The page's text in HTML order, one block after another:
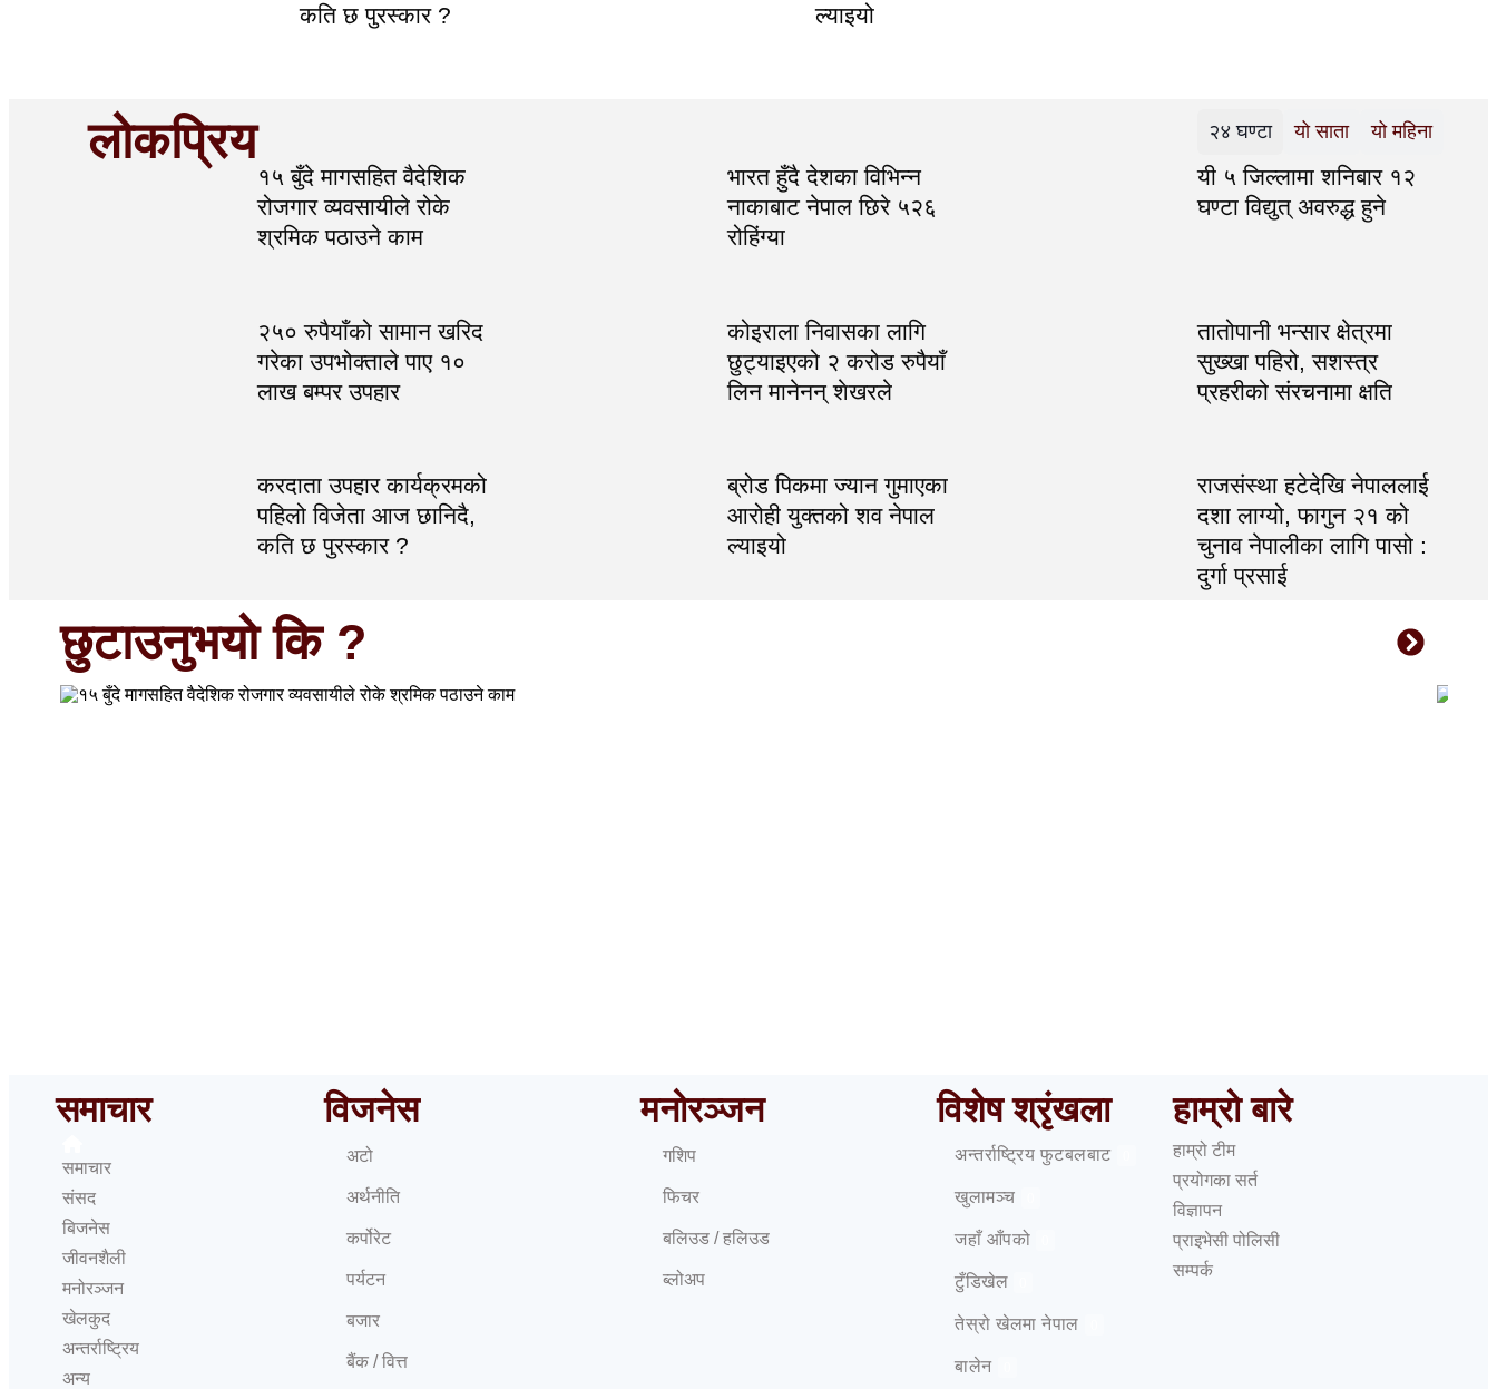
कति छ पुरस्कार ?
ल्याइयो
लोकप्रिय २४ घण्टा यो साता यो महिना
१५ बुँदे मागसहित वैदेशिक
रोजगार व्यवसायीले रोके
श्रमिक पठाउने काम
भारत हुँदै देशका विभिन्न
नाकाबाट नेपाल छिरे ५२६
रोहिंग्या
यी ५ जिल्लामा शनिबार १२
घण्टा विद्युत् अवरुद्ध हुने
२५० रुपैयाँको सामान खरिद
गरेका उपभोक्ताले पाए १०
लाख बम्पर उपहार
कोइराला निवासका लागि
छुट्याइएको २ करोड रुपैयाँ
लिन मानेनन् शेखरले
तातोपानी भन्सार क्षेत्रमा
सुख्खा पहिरो, सशस्त्र
प्रहरीको संरचनामा क्षति
करदाता उपहार कार्यक्रमको
पहिलो विजेता आज छानिदै,
कति छ पुरस्कार ?
ब्रोड पिकमा ज्यान गुमाएका
आरोही युक्तको शव नेपाल
ल्याइयो
राजसंस्था हटेदेखि नेपाललाई
दशा लाग्यो, फागुन २१ को
चुनाव नेपालीका लागि पासो :
दुर्गा प्रसाई
छुटाउनुभयो कि ?
समाचार
समाचार
संसद
बिजनेस
जीवनशैली
मनोरञ्जन
खेलकुद
अन्तर्राष्ट्रिय
अन्य
विजनेस
अटो
अर्थनीति
कर्पोरेट
पर्यटन
बजार
बैंक / वित्त
मनोरञ्जन
गशिप
फिचर
बलिउड / हलिउड
ब्लोअप
विशेष श्रृंखला
अन्तर्राष्ट्रिय फुटबलबाट
खुलामञ्च
जहाँ आँपको
टुँडिखेल
तेस्रो खेलमा नेपाल
बालेन
हाम्रो बारे
हाम्रो टीम
प्रयोगका सर्त
विज्ञापन
प्राइभेसी पोलिसी
सम्पर्क